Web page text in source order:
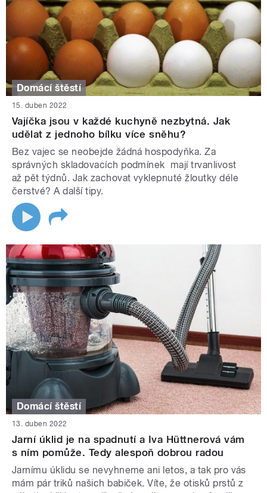
Domácí štěstí
15. duben 2022
Vajíčka jsou v každé kuchyně nezbytná. Jak
udělat z jednoho bílku více sněhu?
Bez vajec se neobejde žádná hospodyňka. Za
správných skladovacích podmínek mají trvanlivost
až pět týdnů. Jak zachovat vyklepnuté žloutky déle
čerstvé? A další tipy.
Domácí štěstí
13. duben 2022
Jarní úklid je na spadnutí a Iva Hüttnerová vám
s ním pomůže. Tedy alespoň dobrou radou
Jarnímu úklidu se nevyhneme ani letos, a tak pro vás
mám pár triků našich babiček. Víte, že otisků prstů z